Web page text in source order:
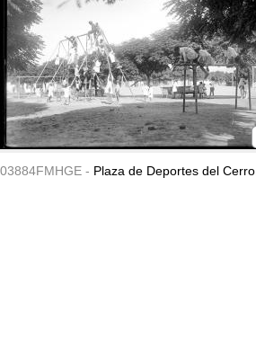
03884FMHGE - Plaza de Deportes del Cerro.